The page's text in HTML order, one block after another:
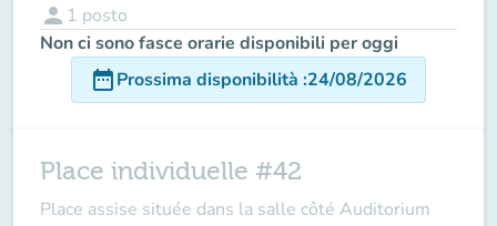
person 1 posto
Non ci sono fasce orarie disponibili per oggi
date_rangeProssima disponibilità :24/08/2026
Place individuelle #42
Place assise située dans la salle côté Auditorium